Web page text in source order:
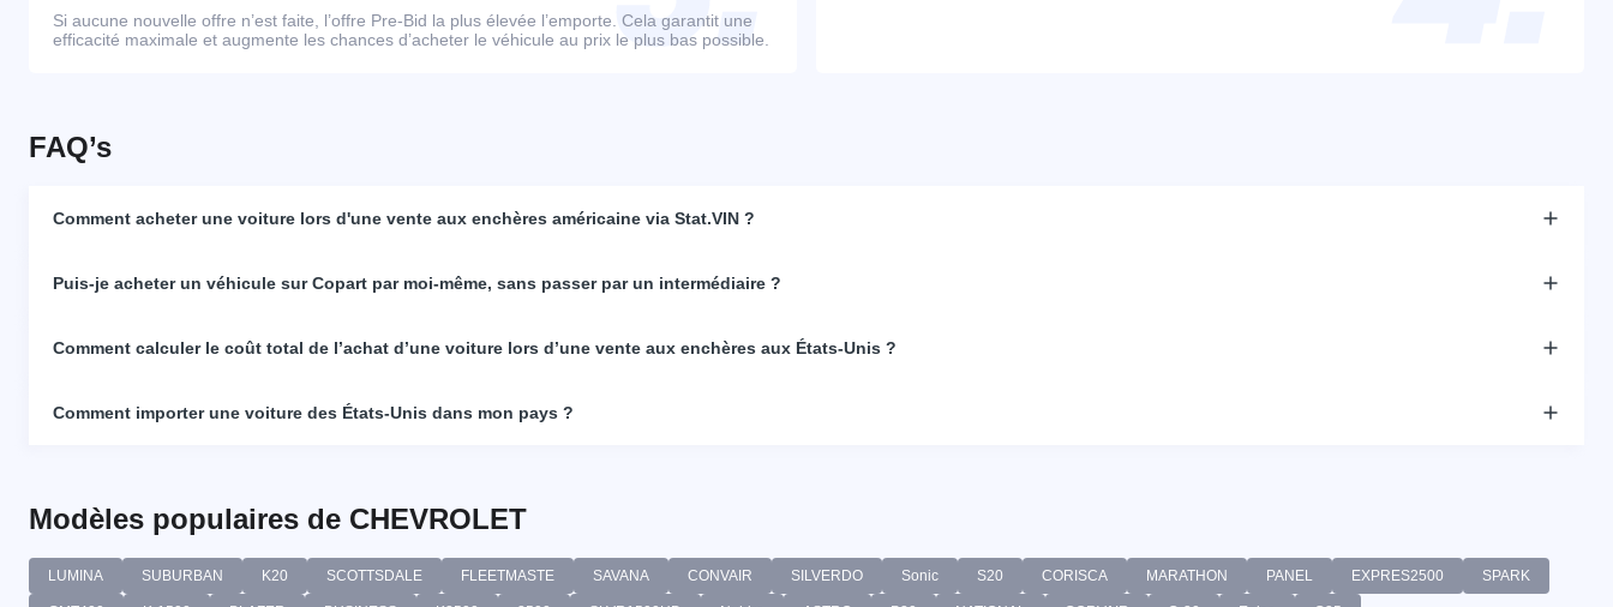
Si aucune nouvelle offre n’est faite, l’offre Pre-Bid la plus élevée l’emporte. Cela garantit une
efficacité maximale et augmente les chances d’acheter le véhicule au prix le plus bas possible.
FAQ’s
Comment acheter une voiture lors d'une vente aux enchères américaine via Stat.VIN ?
Puis-je acheter un véhicule sur Copart par moi-même, sans passer par un intermédiaire ?
Comment calculer le coût total de l’achat d’une voiture lors d’une vente aux enchères aux États-Unis ?
Comment importer une voiture des États-Unis dans mon pays ?
Modèles populaires de CHEVROLET
LUMINA SUBURBAN K20 SCOTTSDALE FLEETMASTE SAVANA CONVAIR SILVERDO Sonic S20 CORISCA MARATHON PANEL EXPRES2500 SPARK